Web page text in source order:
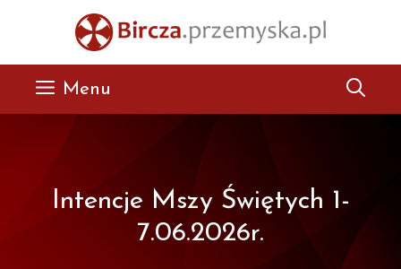
Menu
Intencje Mszy Świętych 1-
7.06.2026r.